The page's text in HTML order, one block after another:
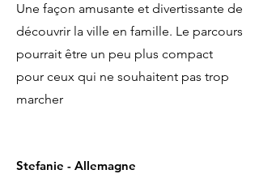
Une façon amusante et divertissante de
découvrir la ville en famille. Le parcours
pourrait être un peu plus compact
pour ceux qui ne souhaitent pas trop
marcher
Stefanie - Allemagne